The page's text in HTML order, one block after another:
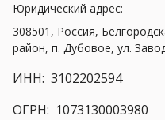
Юридический адрес:
308501, Россия,
район, п. Дубовое, ул.
ИНН: 3102202594
ОГРН: 1073130003980